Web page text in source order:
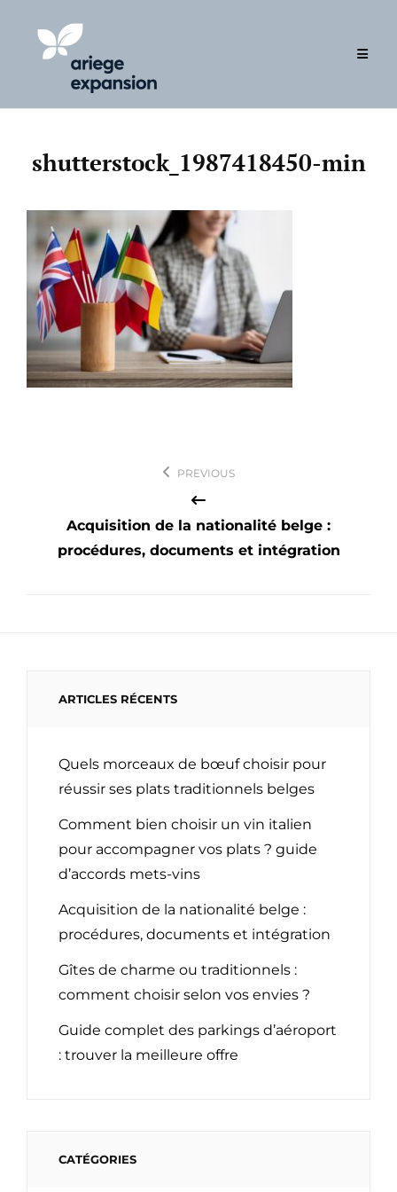
content
shutterstock_1987418450-min
l’article
PREVIOUS
Acquisition de la nationalité belge :
procédures, documents et intégration
ARTICLES RÉCENTS
Quels morceaux de bœuf choisir pour
réussir ses plats traditionnels belges
Comment bien choisir un vin italien
pour accompagner vos plats ? guide
d’accords mets-vins
Acquisition de la nationalité belge :
procédures, documents et intégration
Gîtes de charme ou traditionnels :
comment choisir selon vos envies ?
Guide complet des parkings d’aéroport
: trouver la meilleure offre
CATÉGORIES